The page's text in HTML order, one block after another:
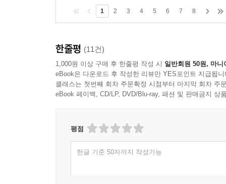
1 2 3 4 5 6 7 8
한줄평 (11건)
1,000원 이상 구매 후 한줄평 작성 시 일반회원 50원, 마니
eBook은 다운로드 후 작성한 리뷰만 YES포인트 지급됩니
클래스는 첫번째 회차 주문확정 시점부터 마지막 회차 주
eBook 페이백, CD/LP, DVD/Blu-ray, 패션 및 판매금지 상
평점
한글 기준 50자까지 작성가능